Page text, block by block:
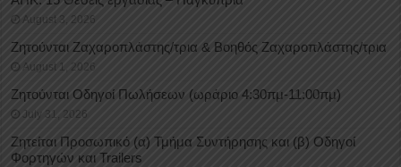
August 3, 2026
Ζητούνται Ζαχαροπλάστης/τρια & Βοηθός Ζαχαροπλάστης/τρια
August 1, 2026
Ζητούνται Οδηγοί Πωλήσεων (ωράριο 4:30πμ-11:00πμ)
July 31, 2026
Ζητείται Προσωπικό (α) Τμήμα Συντήρησης και (β) Οδηγοί
Φορτηγών και Trailers